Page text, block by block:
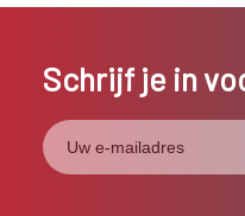
Schrijf je in